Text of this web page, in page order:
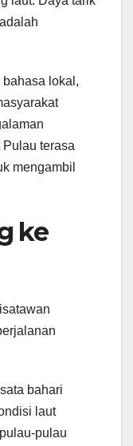
lokal,
terasa
mengambil
ke
bahari
laut
pulau